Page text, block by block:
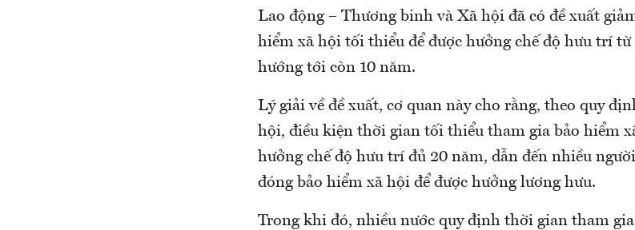
Lao động – Thương binh và Xã hội đã có đề xuất
hiểm xã hội tối thiểu để được hưởng chế độ hưu trí từ
hướng tới còn 10 năm.
Lý giải về đề xuất, cơ quan này cho rằng, theo quy
hội, điều kiện thời gian tối thiểu tham gia bảo hiểm
hưởng chế độ hưu trí đủ 20 năm, dẫn đến nhiều
đóng bảo hiểm xã hội để được hưởng lương hưu.
Trong khi đó, nhiều nước quy định thời gian tham